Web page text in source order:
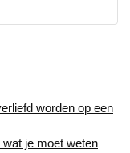
worden op een
je moet weten